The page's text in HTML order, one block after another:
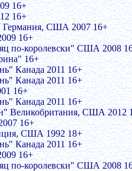
16+
16+
США 2007 16+
16+
по-королевски" США 2008
16+
Канада 2011 16+
Канада 2011 16+
16+
Канада 2011 16+
Великобритания, США 2012
16+
США 1992 18+
Канада 2011 16+
16+
по-королевски" США 2008